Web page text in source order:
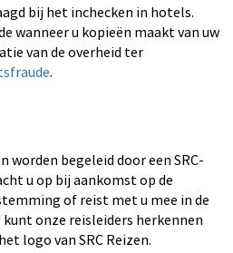
bij het inchecken in hotels.
wanneer u kopieën maakt van uw
van de overheid ter
.
begeleid door een SRC-
u op bij aankomst op de
of reist met u mee in de
onze reisleiders herkennen
logo van SRC Reizen.